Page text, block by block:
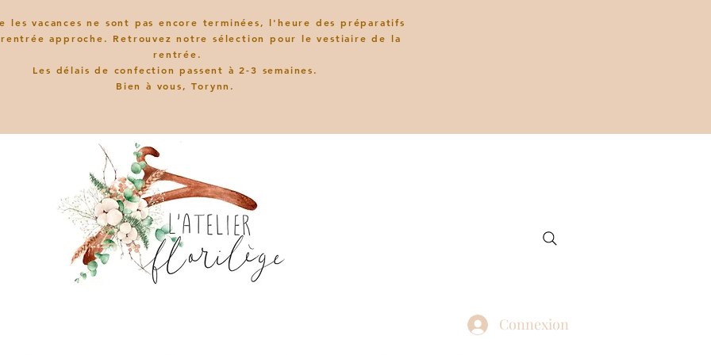
les vacances ne sont pas encore terminées, l'heure des préparatifs
approche. Retrouvez notre sélection pour le vestiaire de la
rentrée.
Les délais de confection passent à 2-3 semaines.
Bien à vous, Torynn.
Connexion